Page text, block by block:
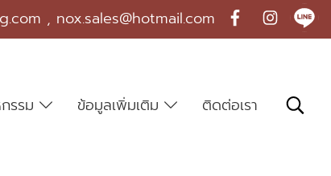
, nox.sales@hotmail.com
รรม ข้อมูลเพิ่มเติม ติดต่อเรา